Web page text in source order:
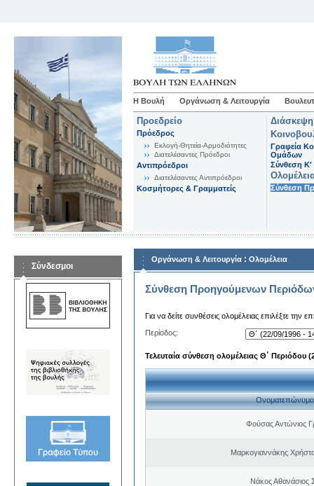
Η Βουλή Οργάνωση & Λειτουργία
Προεδρείο
Πρόεδρος
Εκλογή-Θητεία-Αρμοδιότητες
Διατελέσαντες Πρόεδροι
Αντιπρόεδροι
Διατελέσαντες Αντιπρόεδροι
Κοσμήτορες & Γραμματείς
Γραφεία
Ομάδων
Σύνθεση K'
Σύνθεση
Σύνδεσμοι
Οργάνωση & Λειτουργία : Ολομέλεια
Σύνθεση Προηγούμενων
Για να δείτε συνθέσεις ολομέλειας επιλέξτε την
Περίοδος:
Τελευταία σύνθεση ολομέλειας Θ΄ Περιόδου
Ονοματεπώνυμο
Φούσας Αντώνιος
Μαρκογιαννάκης
Νάκος Αθανάσιος